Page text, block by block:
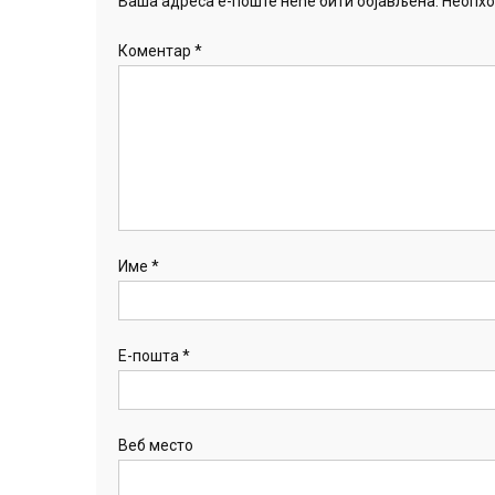
Коментар *
Име *
Е-пошта*
Веб место